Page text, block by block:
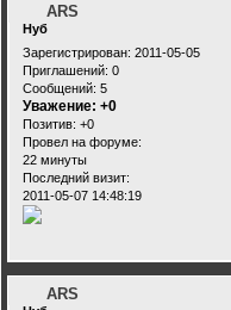
ARS
Нуб
Зарегистрирован: 2011-05-05
Приглашений: 0
Сообщений: 5
Уважение: +0
Позитив: +0
Провел на форуме:
22 минуты
Последний визит:
2011-05-07 14:48:19
ARS